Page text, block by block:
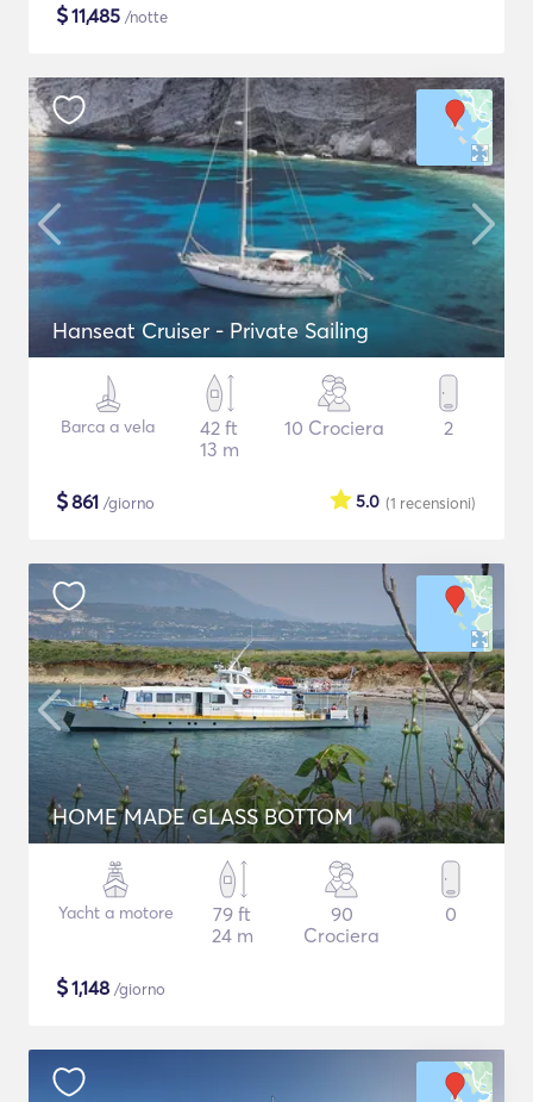
$11,485 /notte
Hanseat Cruiser - Private Sailing
Barca a vela
42 ft
13 m
10 Crociera 2
$861 /giorno (1 recensioni)
5.0
HOME MADE GLASS BOTTOM
Yacht a motore
79 ft
24 m
90
Crociera
0
$1,148 /giorno